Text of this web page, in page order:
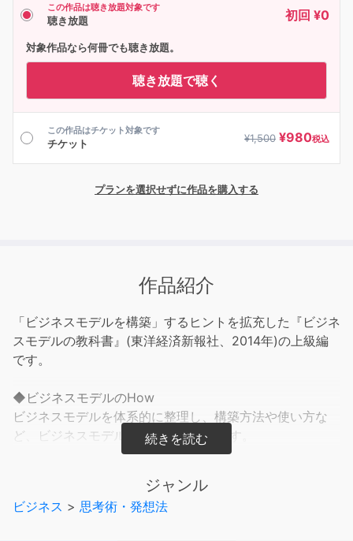
この作品は聴き放題対象です
聴き放題 初回 ¥0
対象作品なら何冊でも聴き放題。
聴き放題で聴く
この作品はチケット対象です
チケット ¥1,500 ¥980税込
プランを選択せずに作品を購入する
作品紹介
「ビジネスモデルを構築」するヒントを拡充した『ビジネ
スモデルの教科書』(東洋経済新報社、2014年)の上級編
です。
◆ビジネスモデルのHow
ビジネスモデルを体系的に整理し、構築方法や使い方な
ど、ビジネスモデルのHowを解説します。
合計10のジャンルに分けて、20の代表的なビジネスモデ
ルについて解説しています。各ジャンルについて特に重要
ジャンル
ビジネス > 思考術・発想法